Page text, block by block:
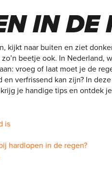
IN DE
kijkt naar buiten en ziet
beetje ook. In Nederland,
vroeg of laat moet je de
verfrissend kan zijn? In
je handige tips en ontdek
is
hardlopen in de regen?